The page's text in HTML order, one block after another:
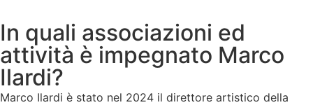
In quali associazioni ed
attività è impegnato Marco
Ilardi?
Marco Ilardi è stato nel 2024 il direttore artistico della